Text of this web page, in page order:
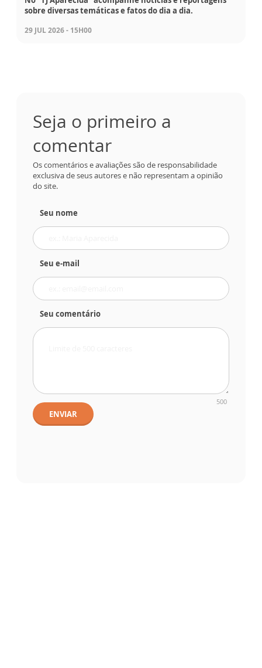
sobre diversas temáticas e fatos do dia a dia.
29 JUL 2026 - 15H00
Seja o primeiro a
comentar
Os comentários e avaliações são de responsabilidade
exclusiva de seus autores e não representam a opinião
do site.
Seu nome
Seu e-mail
Seu comentário
500
ENVIAR